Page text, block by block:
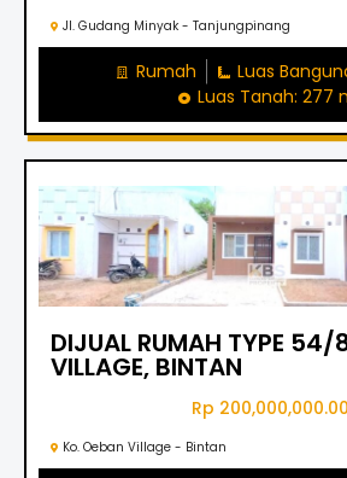
Jl. Gudang Minyak - Tanjungpinang
Rumah
Luas
Luas Tanah: 277
DIJUAL RUMAH TYPE
VILLAGE, BINTAN
Rp 200,000,000.00
Ko. Oeban Village - Bintan